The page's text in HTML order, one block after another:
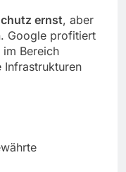
ernst, aber
Google profitiert
Bereich
Infrastrukturen